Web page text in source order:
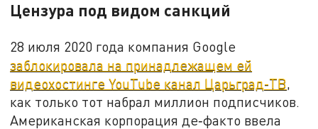
Цензура под видом санкций
28 июля 2020 года компания Google
заблокировала на принадлежащем ей
видеохостинге YouTube канал Царьград-ТВ
как только тот набрал миллион подписчиков.
Американская корпорация де‑факто ввела